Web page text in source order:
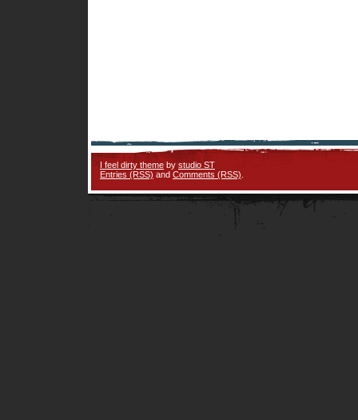
I feel dirty theme by studio ST
Entries (RSS) and Comments (RSS)